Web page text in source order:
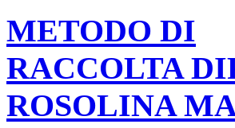
METODO DI
RACCOLTA
ROSOLINA